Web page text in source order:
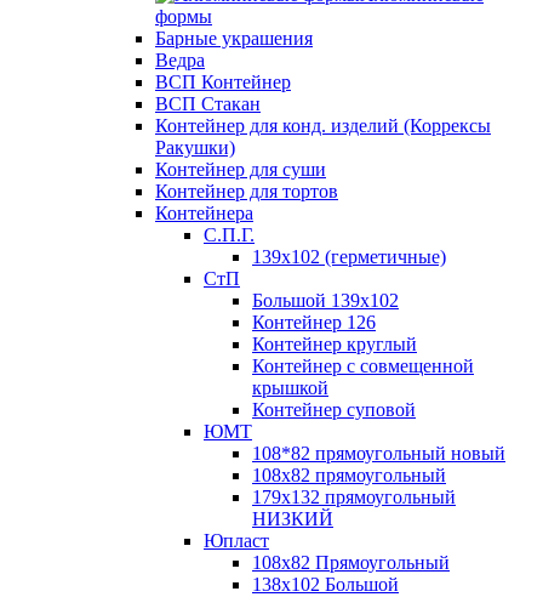
формы
Барные украшения
Ведра
ВСП Контейнер
ВСП Стакан
Контейнер для конд. изделий (Коррексы
Ракушки)
Контейнер для суши
Контейнер для тортов
Контейнера
С.П.Г.
139х102 (герметичные)
СтП
Большой 139х102
Контейнер 126
Контейнер круглый
Контейнер с совмещенной
крышкой
Контейнер суповой
ЮМТ
108*82 прямоугольный новый
108х82 прямоугольный
179х132 прямоугольный
НИЗКИЙ
Юпласт
108х82 Прямоугольный
138х102 Большой